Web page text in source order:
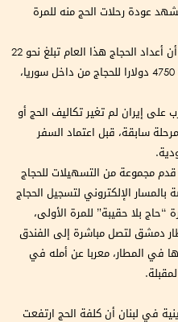
عودة رحلات الحج منه للمرة
ويضيف الطويل، في حديث للجزيرة نت، أن أعداد الحجاج هذا العام تبلغ نحو 22
ألف حاج، مشيرا إلى أن تكلفة الحج تبلغ 4750 دولارا للحجاج من داخل سوريا،
إيران لم تغير تكاليف الحج أو
سابقة، قبل اعتماد السفر
مجموعة من التسهيلات للحجاج
بالمسار الإلكتروني لتسجيل الحجاج
بلا حقيبة” للمرة الأولى،
دمشق لتصل مباشرة إلى الفندق
في المطار، معربا عن أمله في
في لبنان أن كلفة الحج ارتفعت